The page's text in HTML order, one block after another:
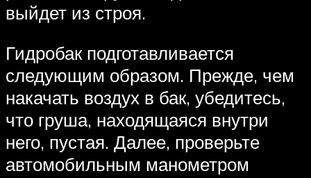
выйдет из строя.
Гидробак подготавливается
следующим образом. Прежде, чем
накачать воздух в бак, убедитесь,
что груша, находящаяся внутри
него, пустая. Далее, проверьте
автомобильным манометром